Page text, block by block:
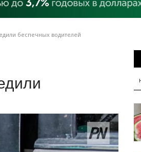
беспечных водителей